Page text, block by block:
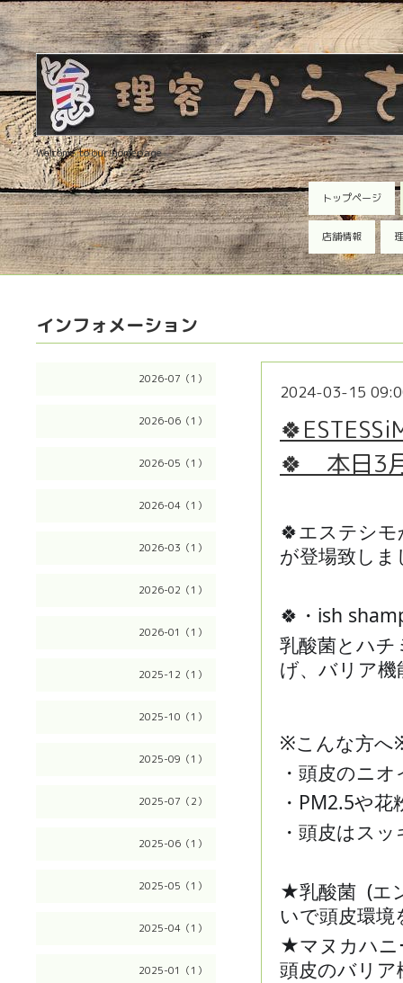
Welcome to our homepage
トップページ
店舗情報
2026-07（1）
2026-06（1）
2026-05（1）
2026-04（1）
2026-03（1）
2026-02（1）
2026-01（1）
2025-12（1）
2025-10（1）
2025-09（1）
2025-07（2）
2025-06（1）
2025-05（1）
2025-04（1）
2025-01（1）
インフォメーション
2024-03-15
🍀 本日3
🍀エステシ
が登場致しま
🍀・ish
乳酸菌とハ
げ、バリア
※こんな方
・頭皮のニ
・PM2.5や
・頭皮はス
★乳酸菌 (エ
いで頭皮環境
★マヌカハニ
頭皮のバリ